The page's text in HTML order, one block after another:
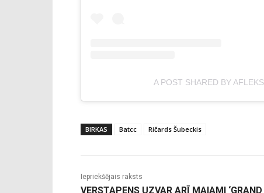
A POST SHARED BY
BIRKAS Batcc Ričards Šubeckis
Iepriekšējais raksts
VERSTAPENS UZVAR ARĪ MAIAMI ‘GRAND